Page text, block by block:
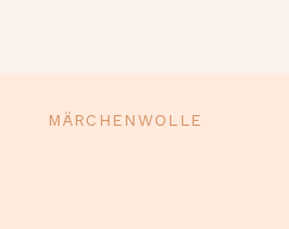
MÄRCHENWOLLE